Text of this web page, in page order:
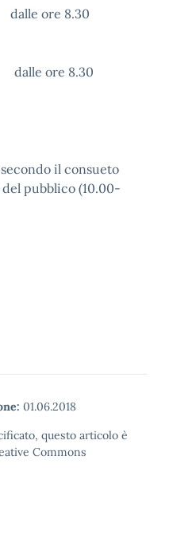
ore 8.30
dalle ore 8.30
il consueto
pubblico (10.00-
01.06.2018
questo articolo è
Commons